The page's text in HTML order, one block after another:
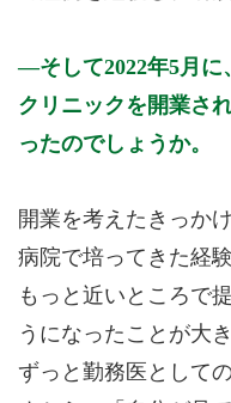
そして2022年5月
クリニックを開業さ
ったのでしょうか。
開業を考えたきっか
病院で培ってきた経
もっと近いところで
うになったことが大
ずっと勤務医として